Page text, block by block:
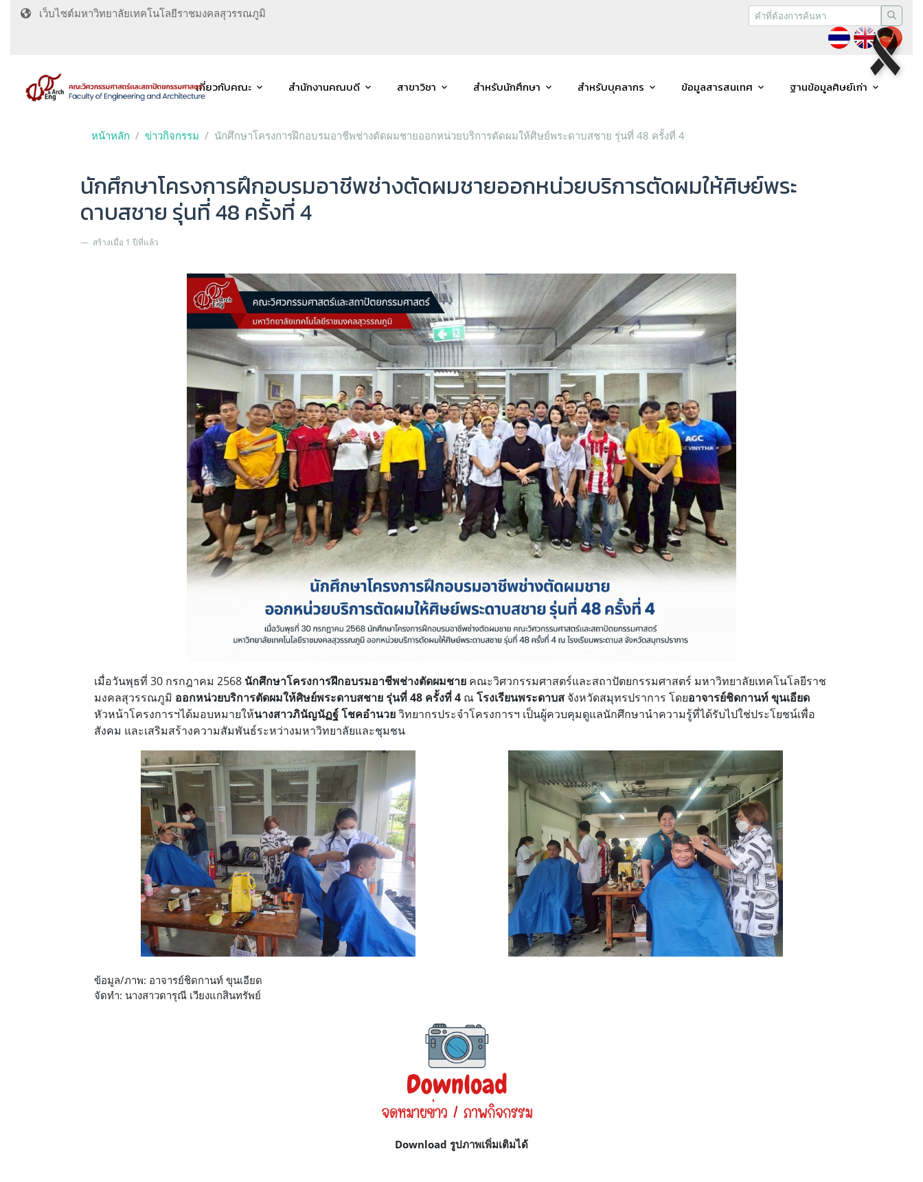
เว็บไซต์มหาวิทยาลัยเทคโนโลยีราชมงคลสุวรรณภูมิ
เกี่ยวกับคณะ สำนักงานคณบดี สาขาวิชา สำหรับนักศึกษา สำหรับบุคลากร ข้อมูลสารสนเทศ ฐานข้อมูลศิษย์เก่า
หน้าหลัก ข่าวกิจกรรม นักศึกษาโครงการฝึกอบรมอาชีพช่างตัดผมชายออกหน่วยบริการตัดผมให้ศิษย์พระดาบสชาย รุ่นที่ 48 ครั้งที่ 4
นักศึกษาโครงการฝึกอบรมอาชีพช่างตัดผมชายออกหน่วยบริการตัดผมให้ศิษย์พระ
ดาบสชาย รุ่นที่ 48 ครั้งที่ 4
สร้างเมื่อ 1 ปีที่แล้ว
เมื่อวันพุธที่ 30 กรกฎาคม 2568 นักศึกษาโครงการฝึกอบรมอาชีพช่างตัดผมชาย คณะวิศวกรรมศาสตร์และสถาปัตยกรรมศาสตร์ มหาวิทยาลัยเทคโนโลยีราช
มงคลสุวรรณภูมิ ออกหน่วยบริการตัดผมให้ศิษย์พระดาบสชาย รุ่นที่ 48 ครั้งที่ 4 ณโรงเรียนพระดาบส จังหวัดสมุทรปราการ โดยอาจารย์ชิดกานท์ ขุนเอียด
หัวหน้าโครงการฯได้มอบหมายให้นางสาวภินัญนัฏฐ์ โชคอำนวยวิทยากรประจำโครงการฯ เป็นผู้ควบคุมดูแลนักศึกษานำความรู้ที่ได้รับไปใช่ประโยชน์เพื่อ
สังคม และเสริมสร้างความสัมพันธ์ระหว่างมหาวิทยาลัยและชุมชน
ข้อมูล/ภาพ: อาจารย์ชิดกานท์ ขุนเอียด
จัดทำ: นางสาวดารุณี เวียงแกสินทรัพย์
Download รูปภาพเพิ่มเติมได้